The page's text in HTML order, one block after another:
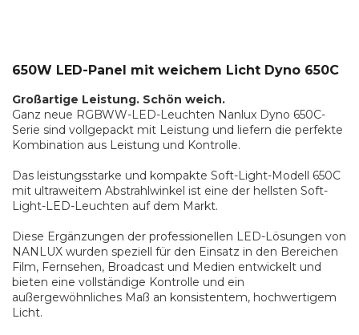
650W LED-Panel mit weichem Licht Dyno 650C
Großartige Leistung. Schön weich.
Ganz neue RGBWW-LED-Leuchten Nanlux Dyno 650C-
Serie sind vollgepackt mit Leistung und liefern die perfekte
Kombination aus Leistung und Kontrolle.
Das leistungsstarke und kompakte Soft-Light-Modell 650C
mit ultraweitem Abstrahlwinkel ist eine der hellsten Soft-
Light-LED-Leuchten auf dem Markt.
Diese Ergänzungen der professionellen LED-Lösungen von
NANLUX wurden speziell für den Einsatz in den Bereichen
Film, Fernsehen, Broadcast und Medien entwickelt und
bieten eine vollständige Kontrolle und ein
außergewöhnliches Maß an konsistentem, hochwertigem
Licht.